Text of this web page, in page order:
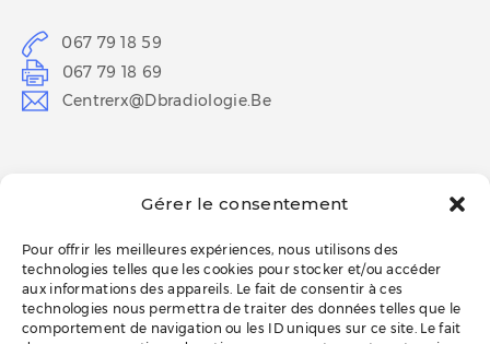
Gérer le consentement
Pour offrir les meilleures expériences, nous utilisons des
technologies telles que les cookies pour stocker et/ou accéder
aux informations des appareils. Le fait de consentir à ces
technologies nous permettra de traiter des données telles que le
comportement de navigation ou les ID uniques sur ce site. Le fait
067 79 18 59
067 79 18 69
Centrerx@dbradiologie.be
Lun-Ven8h30 – 18h
ESPACE PATIENT